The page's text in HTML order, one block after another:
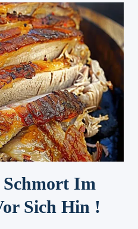
Im
Sich Hin !